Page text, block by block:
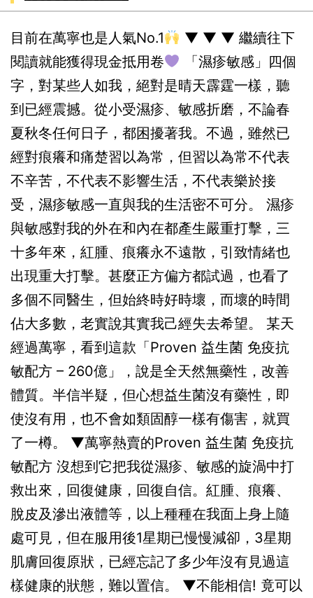
目前在萬寧也是人氣No.1
▼ ▼ ▼ 繼續往下
閱讀就能獲得現金抵用卷
「濕疹敏感」四個
字，對某些人如我，絕對是晴天霹霆一樣，聽
到已經震撼。從小受濕疹、敏感折磨，不論春
夏秋冬任何日子，都困擾著我。不過，雖然已
經對痕癢和痛楚習以為常，但習以為常不代表
不辛苦，不代表不影響生活，不代表樂於接
受，濕疹敏感一直與我的生活密不可分。 濕疹
與敏感對我的外在和內在都產生嚴重打擊，三
十多年來，紅腫、痕癢永不遠散，引致情緒也
出現重大打擊。甚麼正方偏方都試過，也看了
多個不同醫生，但始終時好時壞，而壞的時間
佔大多數，老實說其實我己經失去希望。 某天
經過萬寧，看到這款「Proven 益生菌 免疫抗
敏配方 – 260億」，說是全天然無藥性，改善
體質。半信半疑，但心想益生菌沒有藥性，即
使沒有用，也不會如類固醇一樣有傷害，就買
了一樽。 ▼萬寧熱賣的Proven 益生菌 免疫抗
敏配方 沒想到它把我從濕疹、敏感的旋渦中打
救出來，回復健康，回復自信。紅腫、痕癢、
脫皮及滲出液體等，以上種種在我面上身上隨
處可見，但在服用後1星期已慢慢減卻，3星期
肌膚回復原狀，已經忘記了多少年沒有見過這
樣健康的狀態，難以置信。 ▼不能相信! 竟可以